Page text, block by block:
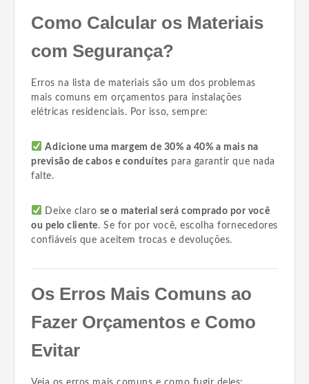
Como Calcular os Materiais
com Segurança?
Erros na lista de materiais são um dos problemas
mais comuns em orçamentos para instalações
elétricas residenciais. Por isso, sempre:
Adicione uma margem de 30% a 40% a mais na
previsão de cabos e conduítes para garantir que nada
falte.
Deixe claro se o material será comprado por você
ou pelo cliente. Se for por você, escolha fornecedores
confiáveis que aceitem trocas e devoluções.
Os Erros Mais Comuns ao
Fazer Orçamentos e Como
Evitar